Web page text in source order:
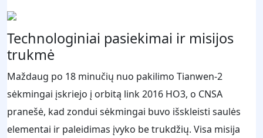
Technologiniai pasiekimai ir misijos
trukmė
Maždaug po 18 minučių nuo pakilimo Tianwen-2
sėkmingai įskriejo į orbitą link 2016 HO3, o CNSA
pranešė, kad zondui sėkmingai buvo išskleisti saulės
elementai ir paleidimas įvyko be trukdžių. Visa misija